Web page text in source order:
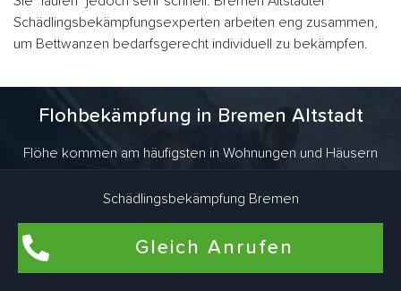
Schädlingsbekämpfungsexperten arbeiten eng zusammen,
um Bettwanzen bedarfsgerecht individuell zu bekämpfen.
Flohbekämpfung in Bremen Altstadt
Flöhe kommen am häufigsten in Wohnungen und Häusern
vor, in denen Haustiere wie Hunde und Katzen leben. Auch
in Wohnräumen, die schon lange nicht mehr von Haustieren
Hund des ehemaligen Mieters verantwortlich. Aber es gibt
noch viel mehr Tiere, die Flöhe ins Haus bringen. Als
Schädlingsbekämpfung Bremen
Gleich Anrufen